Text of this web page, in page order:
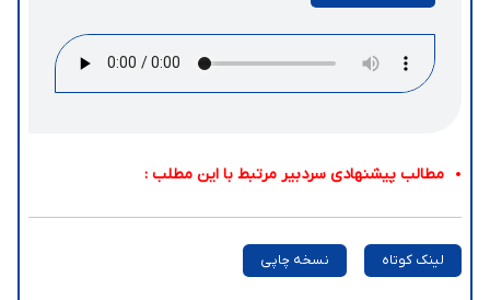
مطالب پیشنهادی سردبیر مرتبط با این مطلب :
لینک کوتاه نسخه چاپی